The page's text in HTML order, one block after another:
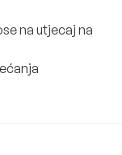
na utjecaj na